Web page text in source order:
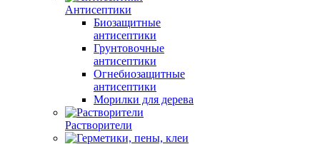
Антисептики
Биозащитные
антисептики
Грунтовочные
антисептики
Огнебиозащитные
антисептики
Морилки для дерева
Растворители